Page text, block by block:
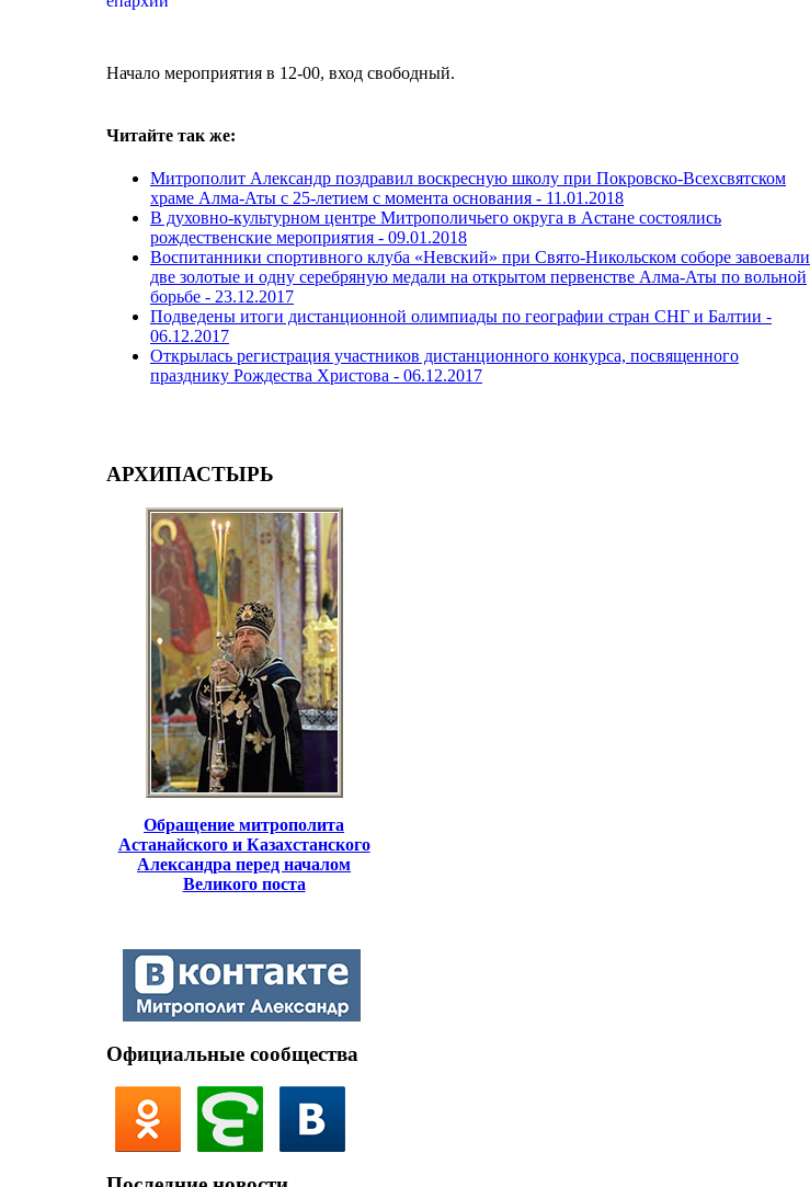
Начало мероприятия в 12-00, вход свободный.
Читайте так же:
Митрополит Александр поздравил воскресную школу при Покровско-Всехсвятском
храме Алма-Аты с 25-летием с момента основания - 11.01.2018
В духовно-культурном центре Митрополичьего округа в Астане состоялись
рождественские мероприятия - 09.01.2018
Воспитанники спортивного клуба «Невский» при Свято-Никольском соборе завоевали
две золотые и одну серебряную медали на открытом первенстве Алма-Аты по вольной
борьбе - 23.12.2017
Подведены итоги дистанционной олимпиады по географии стран СНГ и Балтии -
06.12.2017
Открылась регистрация участников дистанционного конкурса, посвященного
празднику Рождества Христова - 06.12.2017
АРХИПАСТЫРЬ
Обращение митрополита
Астанайского и Казахстанского
Александра перед началом
Великого поста
Официальные сообщества